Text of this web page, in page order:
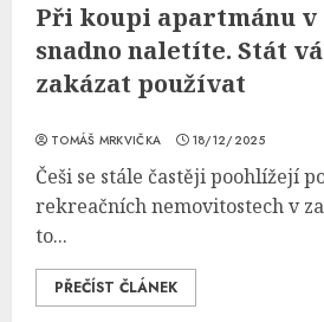
Při koupi apartmánu v
snadno naletíte. Stát
zakázat používat
TOMÁŠ MRKVIČKA 18/12/2025
Češi se stále častěji poohlížejí
rekreačních nemovitostech v
to...
PŘEČÍST ČLÁNEK